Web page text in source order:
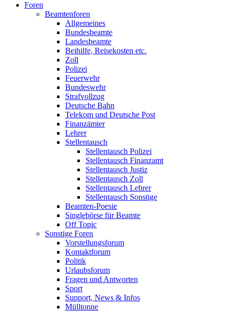
Foren
Beamtenforen
Allgemeines
Bundesbeamte
Landesbeamte
Beihilfe, Reisekosten etc.
Zoll
Polizei
Feuerwehr
Bundeswehr
Strafvollzug
Deutsche Bahn
Telekom und Deutsche Post
Finanzämter
Lehrer
Stellentausch
Stellentausch Polizei
Stellentausch Finanzamt
Stellentausch Justiz
Stellentausch Zoll
Stellentausch Lehrer
Stellentausch Sonstige
Beamten-Poesie
Singlebörse für Beamte
Off Topic
Sonstige Foren
Vorstellungsforum
Kontaktforum
Politik
Urlaubsforum
Fragen und Antworten
Sport
Support, News & Infos
Mülltonne